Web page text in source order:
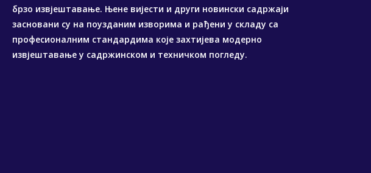
брзо извјештавање. Њене вијести и други новински садржаји
засновани су на поузданим изворима и рађени у складу са
професионалним стандардима које захтијева модерно
извјештавање у садржинском и техничком погледу.